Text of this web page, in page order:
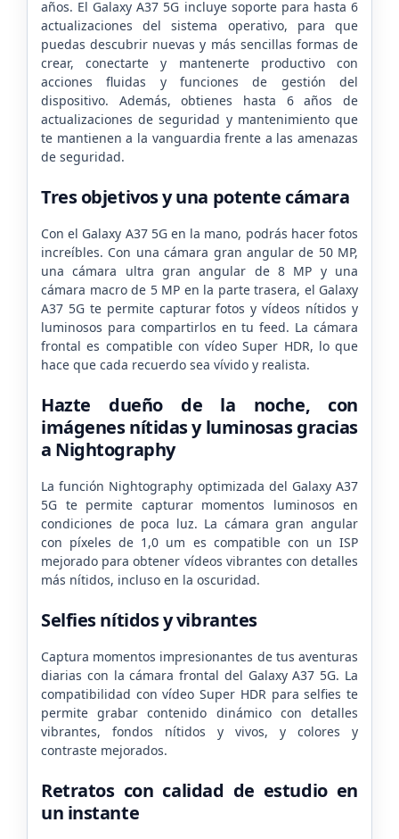
años. El Galaxy A37 5G incluye soporte para hasta 6
actualizaciones del sistema operativo, para que
puedas descubrir nuevas y más sencillas formas de
crear, conectarte y mantenerte productivo con
acciones fluidas y funciones de gestión del
dispositivo. Además, obtienes hasta 6 años de
actualizaciones de seguridad y mantenimiento que
te mantienen a la vanguardia frente a las amenazas
de seguridad.
Tres objetivos y una potente cámara
Con el Galaxy A37 5G en la mano, podrás hacer fotos
increíbles. Con una cámara gran angular de 50 MP,
una cámara ultra gran angular de 8 MP y una
cámara macro de 5 MP en la parte trasera, el Galaxy
A37 5G te permite capturar fotos y vídeos nítidos y
luminosos para compartirlos en tu feed. La cámara
frontal es compatible con vídeo Super HDR, lo que
hace que cada recuerdo sea vívido y realista.
Hazte dueño de la noche, con
imágenes nítidas y luminosas gracias
a Nightography
La función Nightography optimizada del Galaxy A37
5G te permite capturar momentos luminosos en
condiciones de poca luz. La cámara gran angular
con píxeles de 1,0 um es compatible con un ISP
mejorado para obtener vídeos vibrantes con detalles
más nítidos, incluso en la oscuridad.
Selfies nítidos y vibrantes
Captura momentos impresionantes de tus aventuras
diarias con la cámara frontal del Galaxy A37 5G. La
compatibilidad con vídeo Super HDR para selfies te
permite grabar contenido dinámico con detalles
vibrantes, fondos nítidos y vivos, y colores y
contraste mejorados.
Retratos con calidad de estudio en
un instante